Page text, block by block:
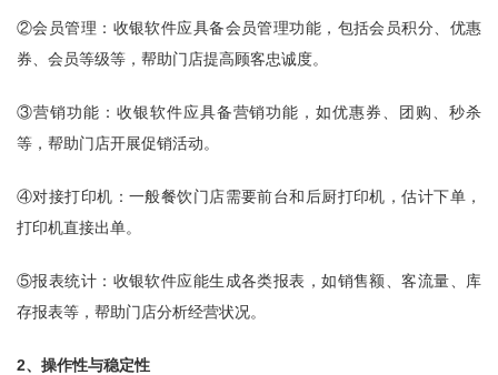
②会员管理：收银软件应具备会员管理功能，包括会员积分、优惠
券、会员等级等，帮助门店提高顾客忠诚度。
③营销功能：收银软件应具备营销功能，如优惠券、团购、秒杀
等，帮助门店开展促销活动。
④对接打印机：一般餐饮门店需要前台和后厨打印机，估计下单，
打印机直接出单。
⑤报表统计：收银软件应能生成各类报表，如销售额、客流量、库
存报表等，帮助门店分析经营状况。
2、操作性与稳定性